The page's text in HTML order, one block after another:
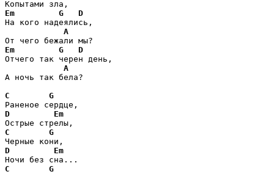
Em
G
D
На кого надеялись,
A
Em
G
D
Отчего так черен день,
A
А ночь так бела?
C
G
D
Em
C
G
D
Em
C
G